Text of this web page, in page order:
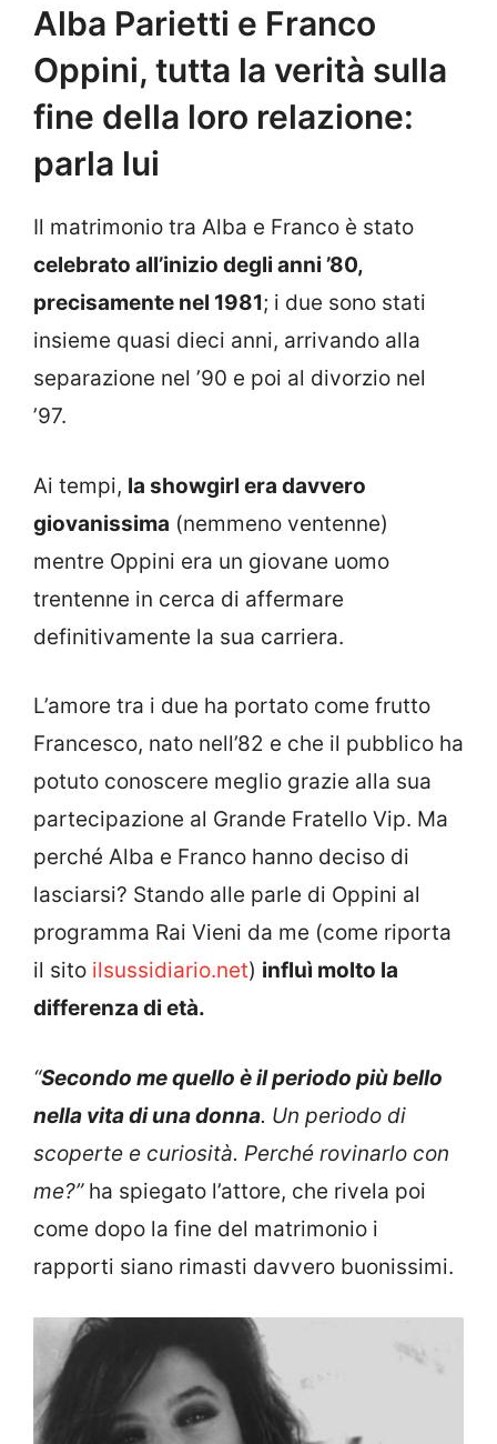
Alba Parietti e Franco
Oppini, tutta la verità sulla
fine della loro relazione:
parla lui
Il matrimonio tra Alba e Franco è stato
celebrato all’inizio degli anni ’80,
precisamente nel 1981; i due sono stati
insieme quasi dieci anni, arrivando alla
separazione nel ’90 e poi al divorzio nel
’97.
Ai tempi, la showgirl era davvero
giovanissima (nemmeno ventenne)
mentre Oppini era un giovane uomo
trentenne in cerca di affermare
definitivamente la sua carriera.
L’amore tra i due ha portato come frutto
Francesco, nato nell’82 e che il pubblico ha
potuto conoscere meglio grazie alla sua
partecipazione al Grande Fratello Vip. Ma
perché Alba e Franco hanno deciso di
lasciarsi? Stando alle parle di Oppini al
programma Rai Vieni da me (come riporta
il sito ilsussidiario.net) influì molto la
differenza di età.
“Secondo me quello è il periodo più bello
nella vita di una donna. Un periodo di
scoperte e curiosità. Perché rovinarlo con
me?”ha spiegato l’attore, che rivela poi
come dopo la fine del matrimonio i
rapporti siano rimasti davvero buonissimi.